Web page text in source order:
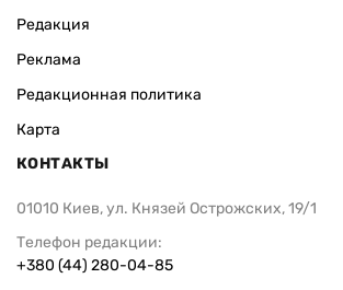
Редакция
Реклама
Редакционная политика
Карта
КОНТАКТЫ
01010 Киев, ул. Князей Острожских, 19/1
Телефон редакции:
+380 (44) 280-04-85